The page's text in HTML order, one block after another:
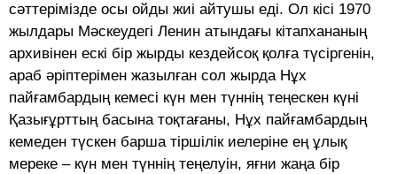
сәттерімізде осы ойды жиі айтушы еді. Ол кісі 1970
жылдары Мәскеудегi Ленин атындағы кiтапхананың
архивiнен ескi бiр жырды кездейсоқ қолға түсiргенін,
араб әрiп­терiмен жазылған сол жырда Нұх
пайғамбардың кемесi күн мен түннiң теңескен күні
Қазығұрттың басына тоқтағаны, Нұх пайғамбардың
кемеден түскен барша тiршiлiк иелерiне ең ұлық
мереке – күн мен түннiң теңелуiн, яғни жаңа бiр